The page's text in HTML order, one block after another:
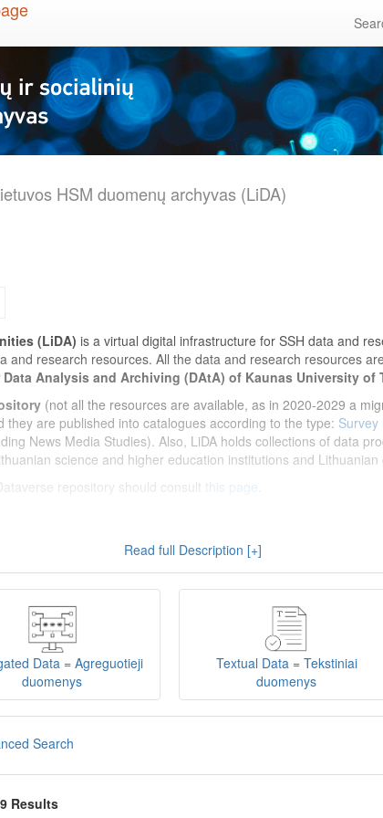
HSM duomenų archyvas (LiDA)
(LiDA) is a virtual digital infrastructure for SSH data and
research resources. All the data and research resources
Data Analysis and Archiving (DAtA) of Kaunas University of
(not all the resources are available, as in 2020-2029 a
are published into catalogues according to the type: Survey
News Media Studies). Also, LiDA holds collections of data
science and higher education institutions and
repository should consult this page
yra virtuali skaitmeninė empirinių HSM
duomenų ir tyrimų išteklių. Visi duomenų ir tyrimų ištekliai yra
universiteto Duomenų analizės ir archyvavimo (DAtA)
ne visi ištekliai prieinami, nes 2020-2029 m. vykdomas
pagal tipą:
Interviu duomenys
Taip pat LiDA talpinami didelių nacionalinių projektų
ir humanitarinių mokslų duomenų rinkiniai (Kitų
LiDA Dataverse talpyklos naudotojo vadovu.
Read full Description [+]
Data = Agreguotieji
duomenys
Textual Data = Tekstiniai
duomenys
Search
Results